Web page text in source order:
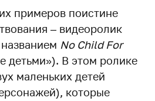
примеров поистине
– видеоролик
No Child For
детьми»). В этом ролике
маленьких детей
которые